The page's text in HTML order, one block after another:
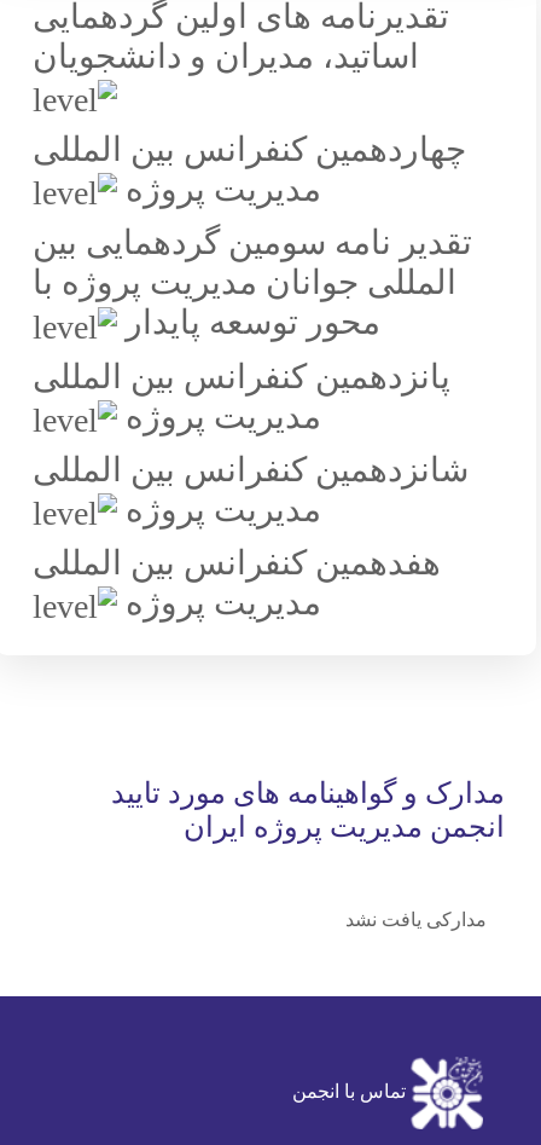
تقدیرنامه های اولین گردهمایی
اساتید، مدیران و دانشجویان
چهاردهمین کنفرانس بین المللی
مدیریت پروژه
تقدیر نامه سومین گردهمایی بین
المللی جوانان مدیریت پروژه با
محور توسعه پایدار
پانزدهمين کنفرانس بین المللی
مدیریت پروژه
شانزدهمین کنفرانس بین المللی
مدیریت پروژه
هفدهمین کنفرانس بین المللی
مدیریت پروژه
مدارک و گواهینامه های مورد تایید
انجمن مدیریت پروژه ایران
مدارکی یافت نشد
تماس با انجمن